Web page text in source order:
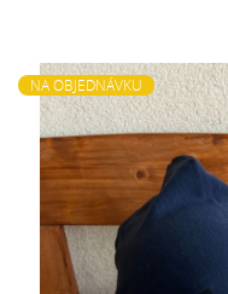
NA OBJEDNÁVKU